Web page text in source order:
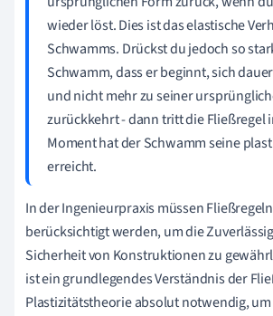
wieder löst. Dies ist das elastische
Schwamms. Drückst du jedoch so
Schwamm, dass er beginnt, sich
und nicht mehr zu seiner
zurückkehrt - dann tritt die Fließregel
Moment hat der Schwamm seine
erreicht.
In der Ingenieurpraxis müssen
berücksichtigt werden, um die
Sicherheit von Konstruktionen zu
ist ein grundlegendes Verständnis der
Plastizitätstheorie absolut notwendig,